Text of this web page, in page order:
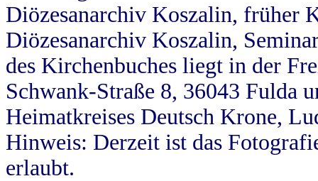
Diözesanarchiv Koszalin, früher
Diözesanarchiv Koszalin,
des Kirchenbuches liegt in der
Schwank-Straße 8, 36043 Fulda
Heimatkreises Deutsch Krone,
Hinweis: Derzeit ist das
erlaubt.